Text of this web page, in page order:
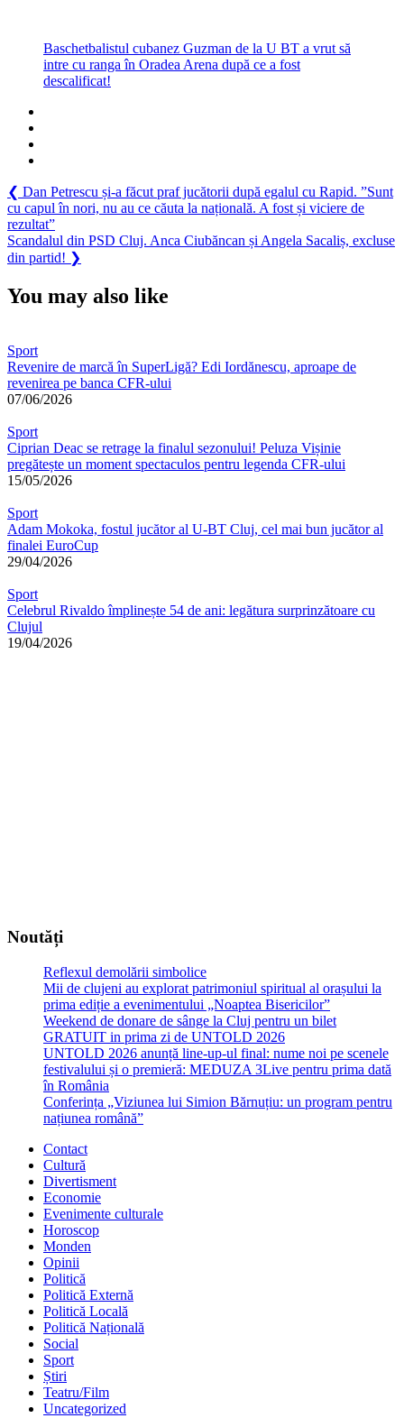
Baschetbalistul cubanez Guzman de la U BT a vrut să
intre cu ranga în Oradea Arena după ce a fost
descalificat!
Navigare
în
articole
❮ Previous
Post:
Dan Petrescu și-a făcut praf jucătorii după egalul cu Rapid. ”Sunt
cu capul în nori, nu au ce căuta la națională. A fost și viciere de
rezultat”
Next
Post:
Scandalul din PSD Cluj. Anca Ciubăncan și Angela Sacaliș, excluse
din partid! ❯
You may also like
Sport
Revenire de marcă în SuperLigă? Edi Iordănescu, aproape de
revenirea pe banca CFR-ului
07/06/2026
Sport
Ciprian Deac se retrage la finalul sezonului! Peluza Vișinie
pregătește un moment spectaculos pentru legenda CFR-ului
15/05/2026
Sport
Adam Mokoka, fostul jucător al U-BT Cluj, cel mai bun jucător al
finalei EuroCup
29/04/2026
Sport
Celebrul Rivaldo împlinește 54 de ani: legătura surprinzătoare cu
Clujul
19/04/2026
Noutăți
Reflexul demolării simbolice
Mii de clujeni au explorat patrimoniul spiritual al orașului la
prima ediție a evenimentului „Noaptea Bisericilor”
Weekend de donare de sânge la Cluj pentru un bilet
GRATUIT in prima zi de UNTOLD 2026
UNTOLD 2026 anunță line-up-ul final: nume noi pe scenele
festivalului și o premieră: MEDUZA 3Live pentru prima dată
în România
Conferința „Viziunea lui Simion Bărnuțiu: un program pentru
națiunea română”
Contact
Cultură
Divertisment
Economie
Evenimente culturale
Horoscop
Monden
Opinii
Politică
Politică Externă
Politică Locală
Politică Națională
Social
Sport
Știri
Teatru/Film
Uncategorized